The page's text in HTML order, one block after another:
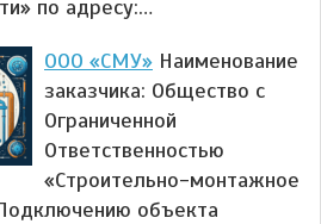
по адресу:…
ООО «СМУ» Наименование
заказчика: Общество с
Ограниченной
Ответственностью
«Строительно-монтажное
объекта